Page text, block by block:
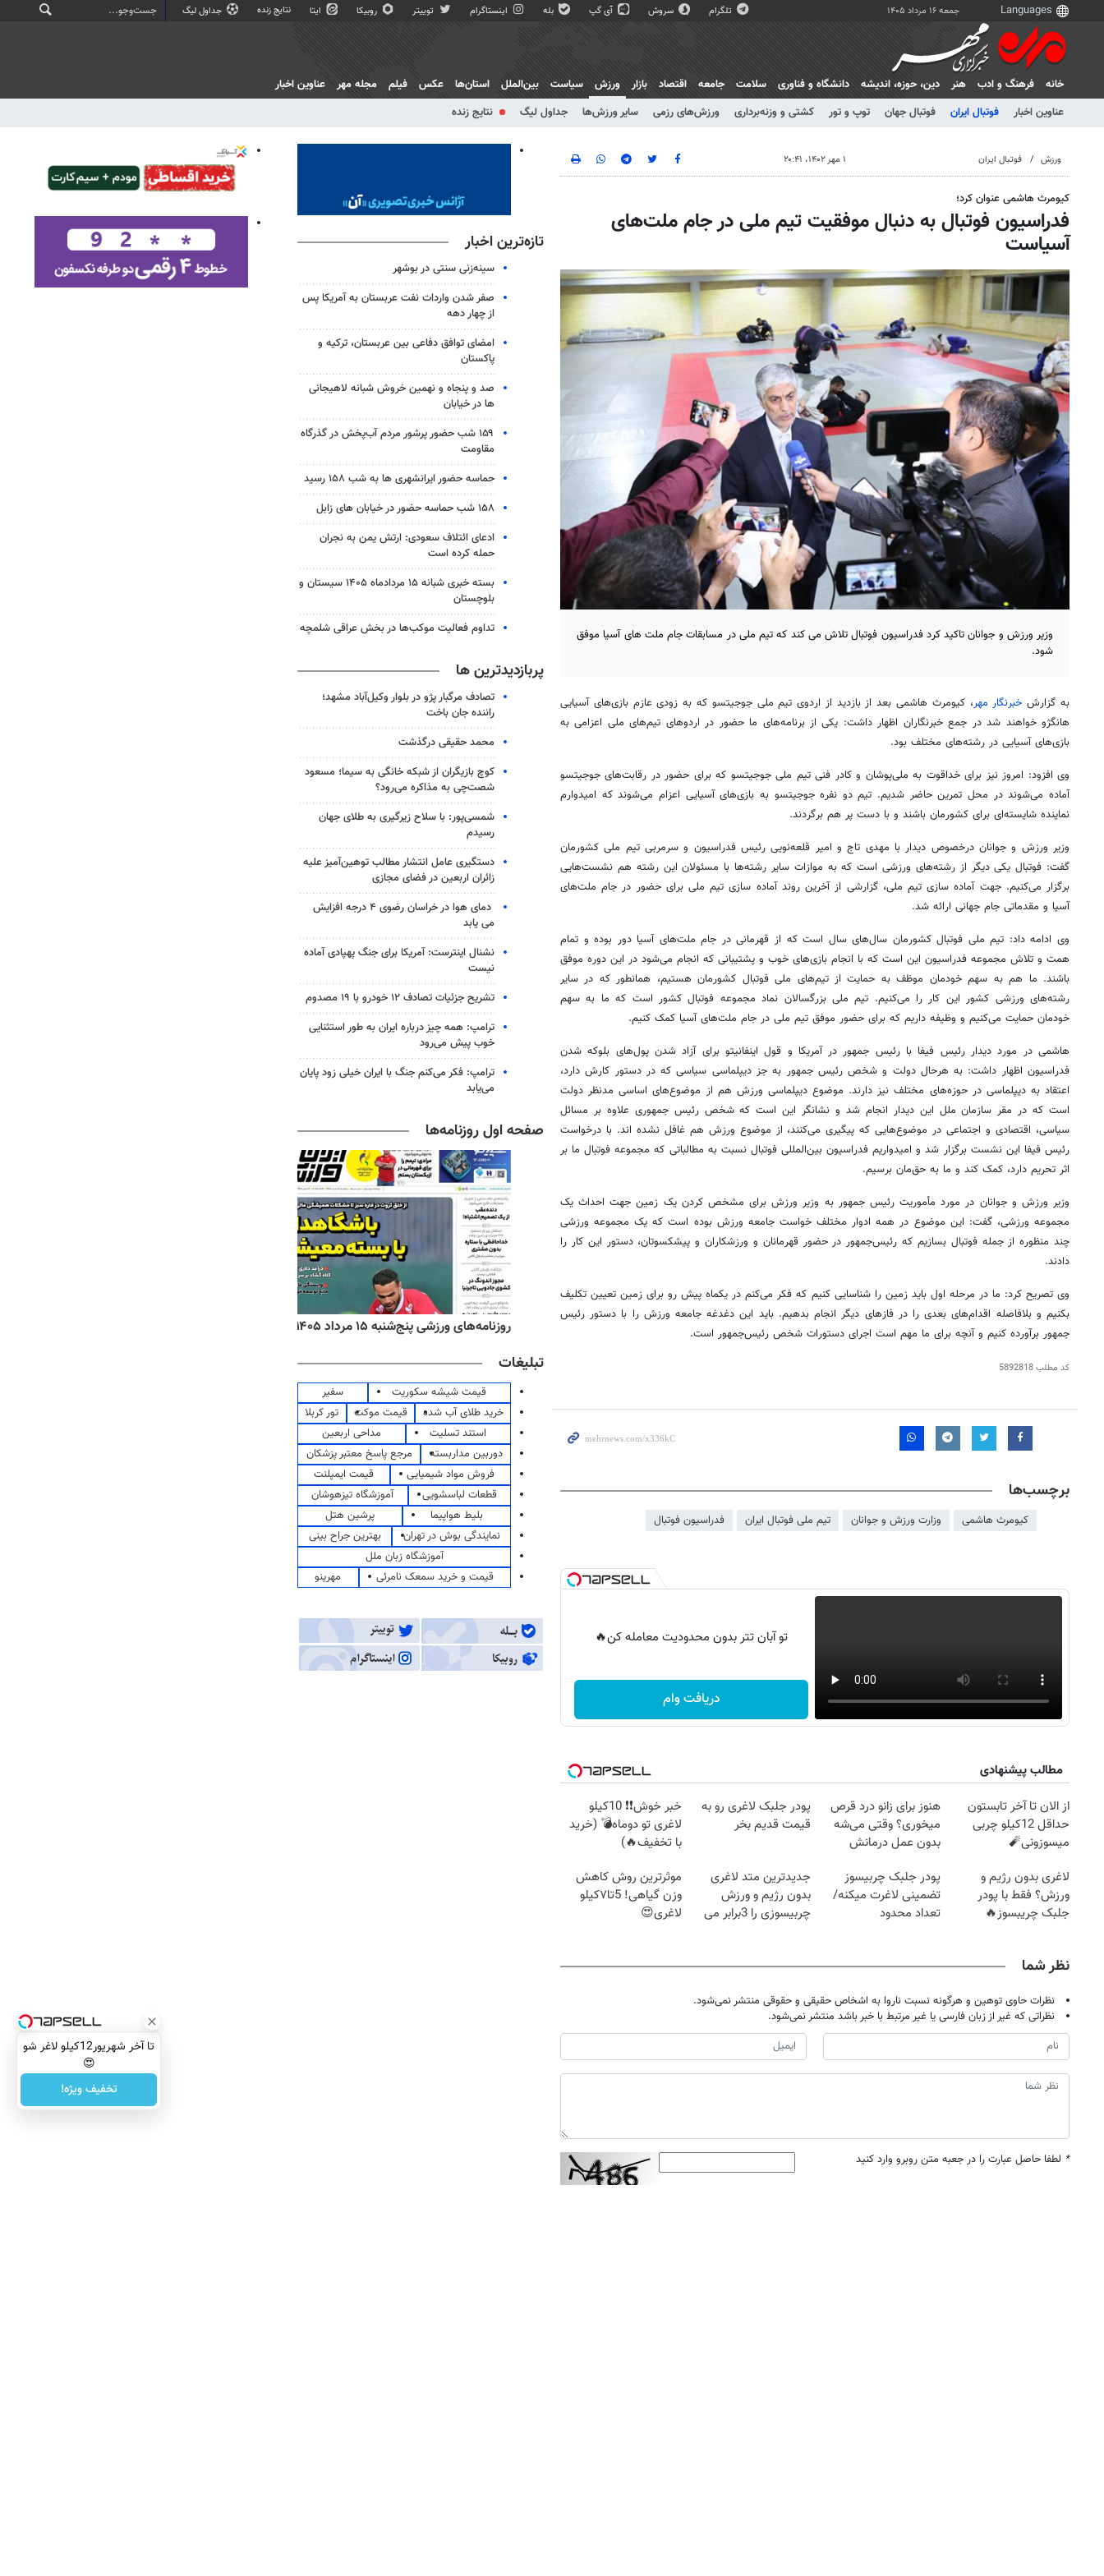
جمعه ۱۶ مرداد ۱۴۰۵ تلگرام سروش آی گپ بله اینستاگرام توییتر روبیکا ایتا نتایج زنده جداول لیگ
خانه فرهنگ و ادب هنر دين، حوزه، انديشه دانشگاه و فناوری سلامت جامعه اقتصاد بازار
ورزش
عناوین اخبار
فوتبال ایران فوتبال جهان توپ و تور کشتی و وزنه‌برداری ورزش‌های رزمی سایر ورزش‌ها جداول لیگ نتایج زنده
سیاست بین‌الملل استان‌ها عکس فیلم مجله مهر عناوین اخبار
ورزش فوتبال ایران ۱ مهر ۱۴۰۲، ۲۰:۴۱
کیومرث هاشمی عنوان کرد؛
فدراسیون فوتبال به دنبال موفقیت تیم ملی در جام ملت‌های
آسیاست
وزیر ورزش و جوانان تاکید کرد فدراسیون فوتبال تلاش می کند که تیم ملی در مسابقات جام ملت های آسیا موفق
شود.
به گزارشخبرنگار مهر، کیومرث هاشمی بعد از بازدید از اردوی تیم ملی جوجیتسو که به زودی عازم بازی‌های آسیایی
هانگژو خواهند شد در جمع خبرنگاران اظهار داشت: یکی از برنامه‌های ما حضور در اردوهای تیم‌های ملی اعزامی به
بازی‌های آسیایی در رشته‌های مختلف بود.
وی افزود: امروز نیز برایخداقوت به ملی‌پوشان و کادر فنی تیم ملی جوجیتسو که برای حضور در رقابت‌های جوجیتسو
آماده می‌شوند در محل تمرین حاضر شدیم. تیم دو نفرهجوجیتسو به بازی‌های آسیایی اعزام می‌شوند که امیدوارم
نماینده شایسته‌ای برای کشورمان باشند و با دست پر هم برگردند.
وزیر ورزش و جواناندرخصوص دیدار با مهدی تاج و امیر قلعه‌نویی رئیس فدراسیون و سرمربی تیم ملی کشورمان
گفت: فوتبال یکی دیگر از رشته‌های ورزشی است که به موازات سایر رشته‌ها با مسئولان این رشته هم نشست‌هایی
برگزار می‌کنیم. جهت آماده سازی تیم ملی، گزارشی از آخرین روند آماده سازی تیم ملی برای حضور در جام ملت‌های
آسیا و مقدماتی جام جهانی ارائه شد.
وی ادامه داد: تیم ملی فوتبال کشورمان سال‌های سال است که از قهرمانی در جام ملت‌های آسیا دور بوده و تمام
همت و تلاش مجموعه فدراسیون این است که با انجام بازی‌های خوب و پشتیبانی که انجام می‌شود در این دوره موفق
باشند. ما هم به سهم خودمان موظف به حمایت از تیم‌های ملی فوتبال کشورمان هستیم، همانطور که در سایر
رشته‌های ورزشی کشور این کار را می‌کنیم. تیم ملی بزرگسالان نماد مجموعه فوتبال کشور است که ما به سهم
خودمان حمایت می‌کنیم و وظیفه داریم که برای حضور موفق تیم ملی در جام ملت‌های آسیا کمک کنیم.
هاشمی در مورد دیدار رئیس فیفا با رئیس جمهور در آمریکا و قول اینفانیتو برای آزاد شدن پول‌های بلوکه شدن
فدراسیون اظهار داشت: به هرحال دولت و شخص رئیس جمهور به جز دیپلماسی سیاسی که در دستور کارش دارد،
اعتقاد به دیپلماسی در حوزه‌های مختلف نیز دارند. موضوع دیپلماسی ورزش هم از موضوع‌های اساسی مدنظر دولت
است که در مقر سازمان ملل این دیدار انجام شد و نشانگر این است که شخص رئیس جمهوری علاوه بر مسائل
سیاسی، اقتصادی و اجتماعی در موضوع‌هایی که پیگیری می‌کنند، از موضوع ورزش هم غافل نشده اند. با درخواست
رئیس فیفا این نشست برگزار شد و امیدواریم فدراسیون بین‌المللی فوتبال نسبت به مطالباتی که مجموعه فوتبال ما بر
اثر تحریم دارد، کمک کند و ما به حق‌مان برسیم.
وزیر ورزش و جوانان در مورد مأموریت رئیس جمهور به وزیر ورزش برای مشخص کردن یک زمین جهت احداث یک
مجموعه ورزشی، گفت: این موضوع در همه ادوار مختلف خواست جامعه ورزش بوده است که یک مجموعه ورزشی
چند منظوره از جمله فوتبال بسازیم که رئیس‌جمهور در حضور قهرمانان و ورزشکاران و پیشکسوتان، دستور این کار را
دادند.
وی تصریح کرد: ما در مرحله اول باید زمین را شناسایی کنیم که فکر می‌کنم در یکماهپیش رو برای زمین تعیین تکلیف
بکنیم و بلافاصله اقدام‌های بعدی را در فازهای دیگر انجام بدهیم. باید این دغدغه جامعه ورزش را با دستور رئیس
جمهور برآورده کنیم و آنچه برای ما مهم است اجرای دستورات شخص رئیس‌جمهور است.
کد مطلب5892818
برچسب‌ها
کیومرث هاشمی وزارت ورزش و جوانان تیم ملی فوتبال ایران فدراسیون فوتبال
تو آبان تتر بدون محدودیت معامله کن🔥
دریافت وام
مطالب پیشنهادی
از الان تا آخر تابستون
حداقل 12کیلو چربی
میسوزونی🧨
هنوز برای زانو درد قرص
میخوری؟ وقتی می‌شه
بدون عمل درمانش
پودر جلبک لاغری رو به
قیمت قدیم بخر
خبر خوش❗❗ 10کیلو
لاغری تو دوماه💣 (خرید
با تخفیف🔥)
لاغری بدون رژیم و
ورزش؟ فقط با پودر
جلبک چریبسوز🔥
پودر جلبک چربیسوز
تضمینی لاغرت میکنه/
تعداد محدود
جدیدترین متد لاغری
بدون رژیم و ورزش
چربیسوزی را 3برابر می
موثرترین روش کاهش
وزن گیاهی! 5تا۷کیلو
لاغری😍
نظر شما
نظرات حاوی توهین و هرگونه نسبت ناروا به اشخاص حقیقی و حقوقی منتشر نمی‌شود.
نظراتی که غیر از زبان فارسی یا غیر مرتبط با خبر باشد منتشر نمی‌شود.
* لطفا حاصل عبارت را در جعبه متن روبرو وارد کنید
تازه‌ترین اخبار
سینه‌زنی سنتی در بوشهر
صفر شدن واردات نفت عربستان به آمریکا پس
از چهار دهه
امضای توافق دفاعی بین عربستان، ترکیه و
پاکستان
صد و پنجاه و نهمین خروش شبانه لاهیجانی
ها در خیابان
۱۵۹ شب حضور پرشور مردم آب‌پخش در گذرگاه
مقاومت
حماسه حضور ایرانشهری ها به شب ۱۵۸ رسید
۱۵۸ شب حماسه حضور در خیابان های زابل
ادعای ائتلاف سعودی: ارتش یمن به نجران
حمله کرده است
بسته خبری شبانه ۱۵ مردادماه ۱۴۰۵ سیستان و
بلوچستان
تداوم فعالیت موکب‌ها در بخش عراقی شلمچه
پربازدیدترین ها
تصادف مرگبار پژو در بلوار وکیل‌آباد مشهد؛
راننده جان باخت
محمد حقیقی درگذشت
کوچ بازیگران از شبکه خانگی به سیما؛ مسعود
شصت‌چی به مذاکره می‌رود؟
شمسی‌پور: با سلاح زیرگیری به طلای جهان
رسیدم
دستگیری عامل انتشار مطالب توهین‌آمیز علیه
زائران اربعین در فضای مجازی
دمای هوا در خراسان رضوی ۴ درجه افزایش
می یابد
نشنال اینترست: آمریکا برای جنگ پهپادی آماده
نیست
تشریح جزئیات تصادف ۱۲ خودرو با ۱۹ مصدوم
ترامپ: همه چیز درباره ایران به طور استثنایی
خوب پیش می‌رود
ترامپ: فکر می‌کنم جنگ با ایران خیلی زود پایان
می‌یابد
صفحه اول روزنامه‌ها
روزنامه‌های اقتصادی پنج‌شنبه ۱۵ مرداد ۱۴۰۵ روزنامه‌های صبح پنج‌شنبه ۱۵ مرداد ۱۴۰۵ روزنامه‌های ورزشی پنج‌شنبه ۱۵ مرداد ۱۴۰۵
تبلیغات
قیمت شیشه سکوریت
سفیر
خرید طلای آب شده
قیمت موکت
تور کربلا
استند تسلیت
مداحی اربعین
دوربین مداربسته
مرجع پاسخ معتبر پزشکان
فروش مواد شیمیایی
قیمت ایمپلنت
قطعات لباسشویی
آموزشگاه تیزهوشان
بلیط هواپیما
پرشین هتل
نمایندگی بوش در تهران
بهترین جراح بینی
آموزشگاه زبان ملل
قیمت و خرید سمعک نامرئی
مهرینو
تا آخر شهریور12کیلو لاغر شو
😍
تخفیف ویژه!